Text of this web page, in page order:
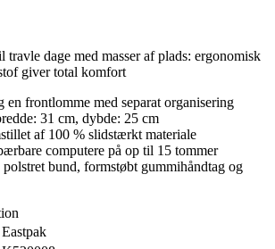
travle dage med masser af plads: ergonomisk
giver total komfort
en frontlomme med separat organisering
31 cm, dybde: 25 cm
af 100 % slidstærkt materiale
computere på op til 15 tommer
polstret bund, formstøbt gummihåndtag og
Eastpak